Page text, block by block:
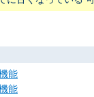
能
能